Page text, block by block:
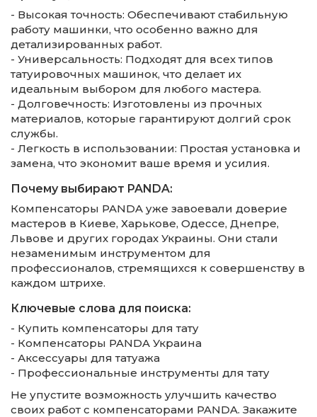
- Высокая точность: Обеспечивают стабильную
работу машинки, что особенно важно для
детализированных работ.
- Универсальность: Подходят для всех типов
татуировочных машинок, что делает их
идеальным выбором для любого мастера.
- Долговечность: Изготовлены из прочных
материалов, которые гарантируют долгий срок
службы.
- Легкость в использовании: Простая установка и
замена, что экономит ваше время и усилия.
Почему выбирают PANDA:
Компенсаторы PANDA уже завоевали доверие
мастеров в Киеве, Харькове, Одессе, Днепре,
Львове и других городах Украины. Они стали
незаменимым инструментом для
профессионалов, стремящихся к совершенству в
каждом штрихе.
Ключевые слова для поиска:
- Купить компенсаторы для тату
- Компенсаторы PANDA Украина
- Аксессуары для татуажа
- Профессиональные инструменты для тату
Не упустите возможность улучшить качество
своих работ с компенсаторами PANDA. Закажите